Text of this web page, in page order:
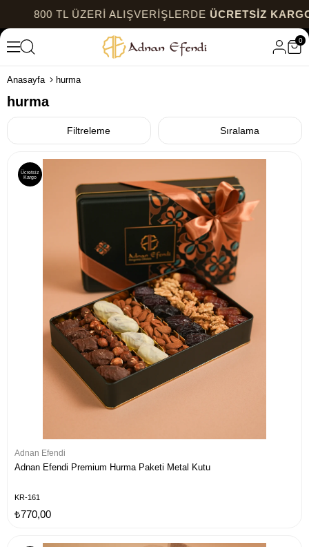
ÜCRETSİZ KARGO 800 TL ÜZERİ
0
Anasayfa hurma
hurma
Filtreleme Sıralama
Adnan Efendi
Adnan Efendi Premium Hurma Paketi Metal Kutu
KR-161
₺770,00
Ücretsiz
Kargo